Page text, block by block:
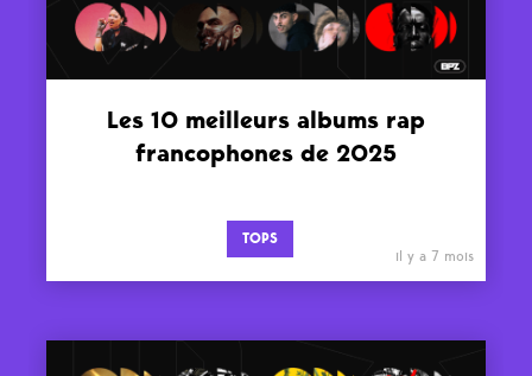
Les 10 meilleurs albums rap
francophones de 2025
TOPS
il y a 7 mois